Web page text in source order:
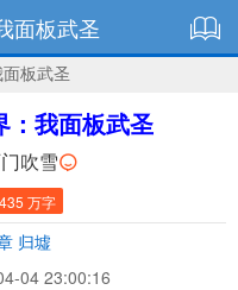
面板武圣
板武圣
：我面板武圣
吹雪
435 万字
归墟
04 23:00:16